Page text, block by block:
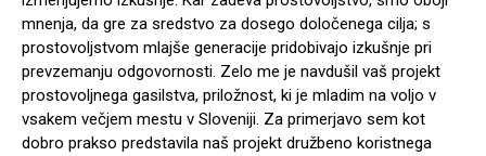
mnenja, da gre za sredstvo za dosego določenega cilja; s
prostovoljstvom mlajše generacije pridobivajo izkušnje pri
prevzemanju odgovornosti. Zelo me je navdušil vaš projekt
prostovoljnega gasilstva, priložnost, ki je mladim na voljo v
vsakem večjem mestu v Sloveniji. Za primerjavo sem kot
dobro prakso predstavila naš projekt družbeno koristnega